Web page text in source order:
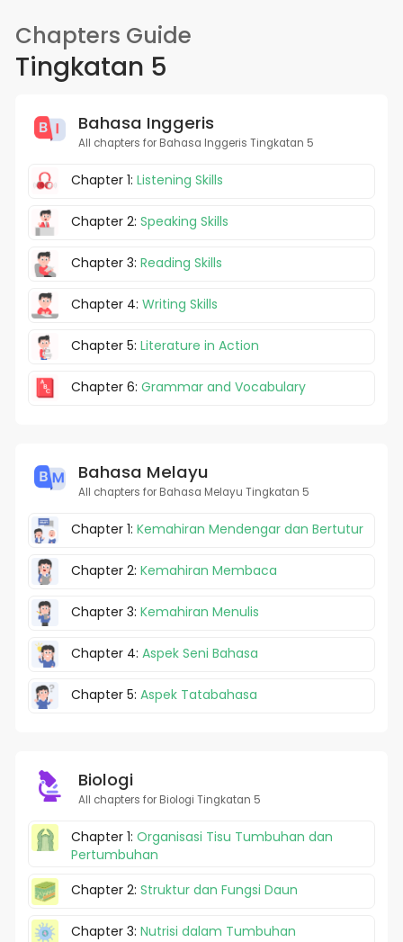
Chapters Guide
Tingkatan 5
Bahasa Inggeris
All chapters for Bahasa Inggeris Tingkatan 5
Chapter 1:Listening Skills
Chapter 2:Speaking Skills
Chapter 3:Reading Skills
Chapter 4:Writing Skills
Chapter 5:Literature in Action
Chapter 6:Grammar and Vocabulary
Bahasa Melayu
All chapters for Bahasa Melayu Tingkatan 5
Chapter 1:Kemahiran Mendengar dan Bertutur
Chapter 2:Kemahiran Membaca
Chapter 3:Kemahiran Menulis
Chapter 4:Aspek Seni Bahasa
Chapter 5:Aspek Tatabahasa
Biologi
All chapters for Biologi Tingkatan 5
Chapter 1:Organisasi Tisu Tumbuhan dan
Pertumbuhan
Chapter 2:Struktur dan Fungsi Daun
Chapter 3:Nutrisi dalam Tumbuhan